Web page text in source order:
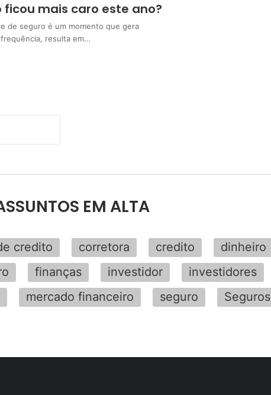
ficou mais caro este ano?
de seguro é um momento que gera
resulta em…
EM ALTA
credito corretora credito dinheiro
finanças investidor investidores
mercado financeiro seguro Seguros